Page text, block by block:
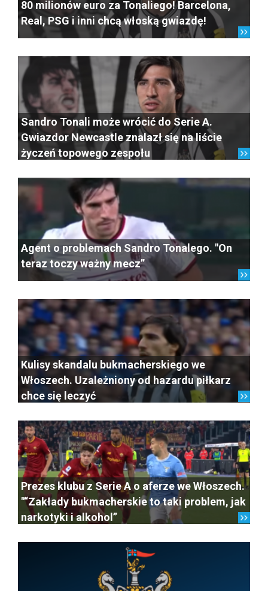
80 milionów euro za Tonaliego! Barcelona,
Real, PSG i inni chcą włoską gwiazdę!
Sandro Tonali może wrócić do Serie A.
Gwiazdor Newcastle znalazł się na liście
życzeń topowego zespołu
Agent o problemach Sandro Tonalego. "On
teraz toczy ważny mecz”
Kulisy skandalu bukmacherskiego we
Włoszech. Uzależniony od hazardu piłkarz
chce się leczyć
Prezes klubu z Serie A o aferze we Włoszech.
"“Zakłady bukmacherskie to taki problem, jak
narkotyki i alkohol”